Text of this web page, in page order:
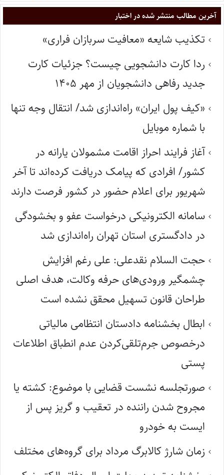
آخرین مطالب منتشر شده در اختبار
تکذیب شایعه «معافیت سربازان فراری»
ردا کارت دانشجویی چیست؟ جزئیات کارت
جدید رفاهی دانشجویان از مهر ۱۴۰۵
«کیف پول ایران» راه‌اندازی شد/ انتقال وجه تنها
با شماره موبایل
آغاز فرایند احراز اقامت مشمولان یارانه در
کشور/ افرادی که پیامک دریافت کرده‌اند تا آخر
شهریور برای اعلام حضور در کشور فرصت دارند
سامانه الکترونیکی درخواست عفو و بخشودگی
در دادگستری استان تهران راه‌اندازی شد
حجت السلام نقدعلی: علی رغم افزایش
چشمگیر ورودی‌های حرفه وکالت، هدف اصلی
طراحان قانون تسهیل محقق نشده است
ابطال بخشنامه دادستان انتظامی مالیاتی
درخصوص جرم‌تلقی‌کردن عدم انطباق اطلاعات
پستی
صورتجلسه نشست قضایی با موضوع: کشته یا
مجروح شدن راننده در تعقیب و گریز پس از
ایست به خودرو
زمان شارژ کالابرگ مرداد برای گروه‌های مختلف